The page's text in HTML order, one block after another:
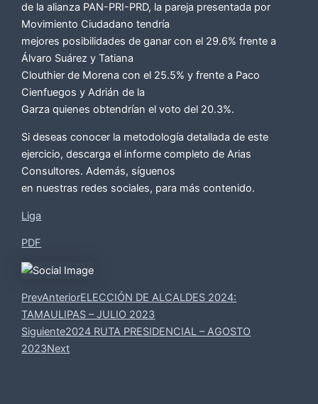
de la alianza PAN-PRI-PRD, la pareja presentada por
Movimiento Ciudadano tendría
mejores posibilidades de ganar con el 29.6% frente a
Álvaro Suárez y Tatiana
Clouthier de Morena con el 25.5% y frente a Paco
Cienfuegos y Adrián de la
Garza quienes obtendrían el voto del 20.3%.
Si deseas conocer la metodología detallada de este
ejercicio, descarga el informe completo de Arias
Consultores. Además, síguenos
en nuestras redes sociales, para más contenido.
Liga
PDF
PrevAnteriorELECCIÓN DE ALCALDES 2024:
TAMAULIPAS – JULIO 2023
Siguiente2024 RUTA PRESIDENCIAL – AGOSTO
2023Next